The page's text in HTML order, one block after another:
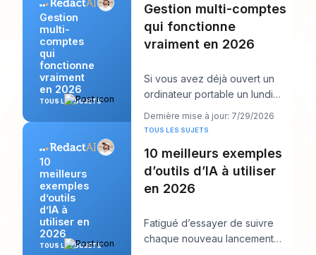
Gestion
multi-
comptes
qui
fonctionne
vraiment
en 2026
TOUS LES SUJETS
Gestion multi-comptes
qui fonctionne
vraiment en 2026
Si vous avez déjà ouvert un
ordinateur portable un lundi
matin et vu douze connexions,
six calendrie
Dernière mise à jour: 7/29/2026
10
meilleurs
exemples
d’outils
d’IA à
utiliser en
2026
TOUS LES SUJETS
TOUS LES SUJETS
10 meilleurs exemples
d’outils d’IA à utiliser
en 2026
Fatigué d’essayer de suivre
chaque nouveau lancement